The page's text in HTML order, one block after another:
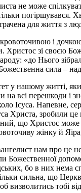
не може
для життя з
кровоточивою і
Христос зі своєю
«до Нього
сила –
у нашому житті,
на всі перешкоди і
Ісуса. Напевне,
Христа, зробили
що Христос може
жінку й
нам про це
Божественної
бо в них нема
сильна, що
визволитись тобі